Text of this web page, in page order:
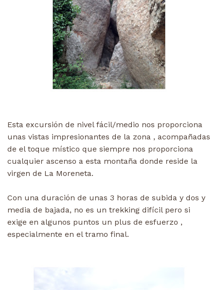
Esta excursión de nivel fácil/medio nos proporciona
unas vistas impresionantes de la zona , acompañadas
de el toque místico que siempre nos proporciona
cualquier ascenso a esta montaña donde reside la
virgen de La Moreneta.
Con una duración de unas 3 horas de subida y dos y
media de bajada, no es un trekking difícil pero si
exige en algunos puntos un plus de esfuerzo ,
especialmente en el tramo final.